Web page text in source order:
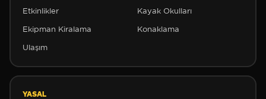
Etkinlikler Kayak Okulları
Ekipman Kiralama Konaklama
Ulaşım
YASAL